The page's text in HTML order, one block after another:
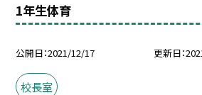
1年生体育
公開日 2021/12/17 更新日
校長室